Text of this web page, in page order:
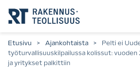
suoraan
sisältöön.
Etusivu > Ajankohtaista >
Pelti ei
työturvallisuuskilpailussa kolissut:
ja yritykset palkittiin